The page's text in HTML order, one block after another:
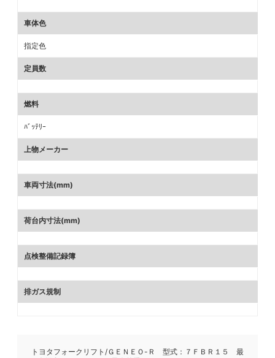
車体色
指定色
定員数
燃料
ﾊﾞｯﾃﾘｰ
上物メーカー
車両寸法(mm)
荷台内寸法(mm)
点検整備記録簿
排ガス規制
トヨタフォークリフト/ＧＥＮＥＯ-Ｒ 型式：７ＦＢＲ１５ 最